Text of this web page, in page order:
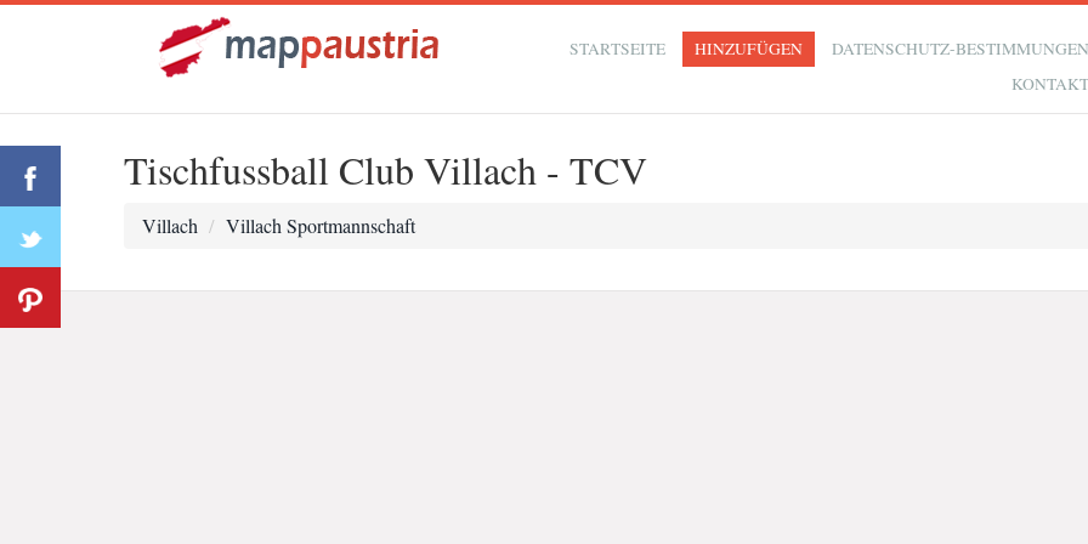
STARTSEITE HINZUFÜGEN
DATENSCHUTZ-
Tischfussball Club Villach - TCV
Villach Villach Sportmannschaft